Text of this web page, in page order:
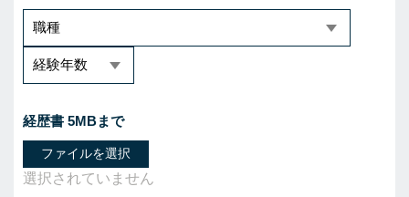
経歴書 5MBまで
ファイルを選択